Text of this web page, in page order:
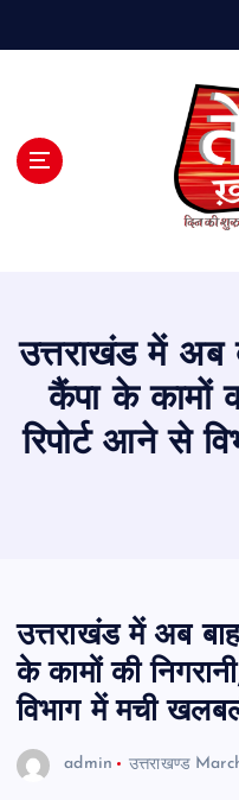
उत्तराखंड में अब
कैंपा के कामों
रिपोर्ट आने से
उत्तराखंड में अब
के कामों की
विभाग में मची
admin उत्तराखण्ड